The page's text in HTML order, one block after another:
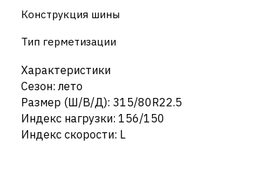
Конструкция шины
Тип герметизации
Характеристики
Сезон: лето
Размер (Ш/В/Д): 315/80R22.5
Индекс нагрузки: 156/150
Индекс скорости: L